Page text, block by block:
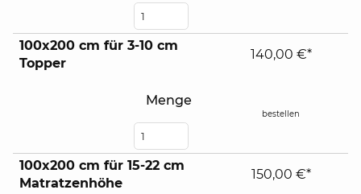
100x200 cm für 3-10 cm
Topper
Menge
140,00 €*
bestellen
100x200 cm für 15-22 cm
Matratzenhöhe
150,00 €*